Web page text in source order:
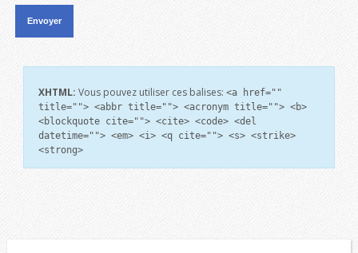
XHTML: Vous pouvez utiliser ces balises: <a href=""
title=""> <abbr title=""> <acronym title=""> <b>
<blockquote cite=""> <cite> <code> <del
datetime=""> <em> <i> <q cite=""> <s> <strike>
<strong>